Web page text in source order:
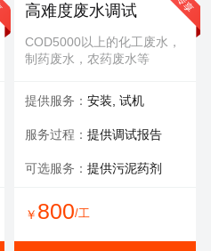
高难度废水调试
COD5000以上的化工废水，
制药废水，农药废水等
提供服务： 安装, 试机
服务过程： 提供调试报告
可选服务： 提供污泥药剂
￥ 800/工